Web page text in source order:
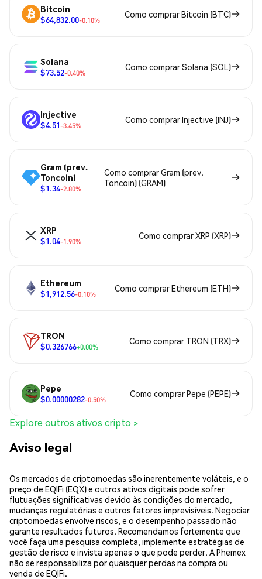
Bitcoin
$64,832.00-0.10%
Como comprar Bitcoin (BTC)
Solana
$73.52-0.40%
Como comprar Solana (SOL)
Injective
$4.51-3.45%
Como comprar Injective (INJ)
Gram (prev.
Toncoin)
$1.34-2.80%
Como comprar Gram (prev.
Toncoin) (GRAM)
XRP
$1.04-1.90%
Como comprar XRP (XRP)
Ethereum
$1,912.56-0.10%
Como comprar Ethereum (ETH)
TRON
$0.326766+0.00%
Como comprar TRON (TRX)
Pepe
$0.00000282-0.50%
Como comprar Pepe (PEPE)
Explore outros ativos cripto >
Aviso legal
Os mercados de criptomoedas são inerentemente voláteis, e o
preço de EQIFi (EQX) e outros ativos digitais pode sofrer
flutuações significativas devido às condições do mercado,
mudanças regulatórias e outros fatores imprevisíveis. Negociar
criptomoedas envolve riscos, e o desempenho passado não
garante resultados futuros. Recomendamos fortemente que
você faça uma pesquisa completa, implemente estratégias de
gestão de risco e invista apenas o que pode perder. A Phemex
não se responsabiliza por quaisquer perdas na compra ou
venda de EQIFi.